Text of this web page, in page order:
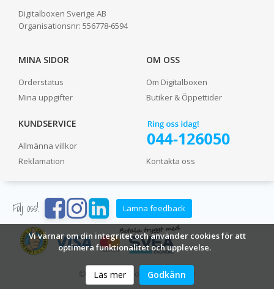
Vi värnar om din integritet och använder cookies för att
optimera funktionalitet och upplevelse.
Läs mer Godkänn
Digitalboxen Sverige AB
Organisationsnr: 556778-6594
MINA SIDOR
Orderstatus
Mina uppgifter
OM OSS
Om Digitalboxen
Butiker & Öppettider
KUNDSERVICE
Allmänna villkor
Reklamation
Kontakta oss
Följ oss! Lämna feedback
© 2024 Digitalboxen Sverige AB